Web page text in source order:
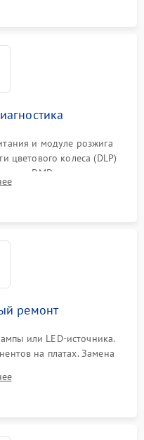
и модуле розжига
цветового колеса (DLP)
DMD-чипа, датчиков
мультиметра и
ремонт
или LED-источника.
на платах. Замена
нового цветового
поляризационных